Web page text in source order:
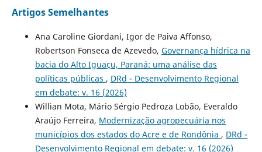
Artigos Semelhantes
Ana Caroline Giordani, Igor de Paiva Affonso,
Robertson Fonseca de Azevedo, Governança hídrica na
bacia do Alto Iguaçu, Paraná: uma análise das
políticas públicas , DRd - Desenvolvimento Regional
em debate: v. 16 (2026)
Willian Mota, Mário Sérgio Pedroza Lobão, Everaldo
Araújo Ferreira, Modernização agropecuária nos
municípios dos estados do Acre e de Rondônia , DRd -
Desenvolvimento Regional em debate: v. 16 (2026)